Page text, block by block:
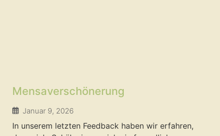
Mensaverschönerung
Januar 9, 2026
In unserem letzten Feedback haben wir erfahren,